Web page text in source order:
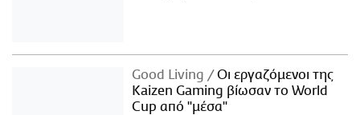
Good Living
Οι εργαζόμενοι της
Kaizen Gaming βίωσαν το World
Cup από "μέσα"